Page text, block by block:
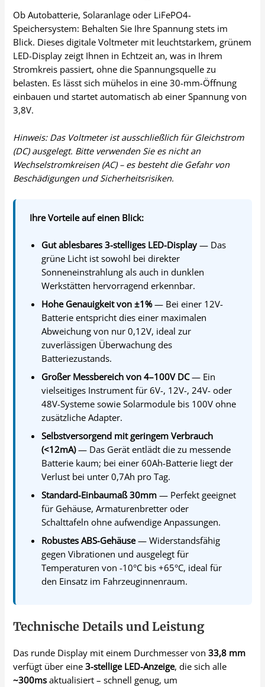
Ob Autobatterie, Solaranlage oder LiFePO4-
Speichersystem: Behalten Sie Ihre Spannung stets im
Blick. Dieses digitale Voltmeter mit leuchtstarkem, grünem
LED-Display zeigt Ihnen in Echtzeit an, was in Ihrem
Stromkreis passiert, ohne die Spannungsquelle zu
belasten. Es lässt sich mühelos in eine 30-mm-Öffnung
einbauen und startet automatisch ab einer Spannung von
3,8V.
Hinweis: Das Voltmeter ist ausschließlich für Gleichstrom
(DC) ausgelegt. Bitte verwenden Sie es nicht an
Wechselstromkreisen (AC) – es besteht die Gefahr von
Beschädigungen und Sicherheitsrisiken.
Ihre Vorteile auf einen Blick:
Gut ablesbares 3-stelliges LED-Display — Das
grüne Licht ist sowohl bei direkter
Sonneneinstrahlung als auch in dunklen
Werkstätten hervorragend erkennbar.
Hohe Genauigkeit von ±1%— Bei einer 12V-
Batterie entspricht dies einer maximalen
Abweichung von nur 0,12V, ideal zur
zuverlässigen Überwachung des
Batteriezustands.
Großer Messbereich von 4–100V DC— Ein
vielseitiges Instrument für 6V-, 12V-, 24V- oder
48V-Systeme sowie Solarmodule bis 100V ohne
zusätzliche Adapter.
Selbstversorgend mit geringem Verbrauch
(<12mA)— Das Gerät entlädt die zu messende
Batterie kaum; bei einer 60Ah-Batterie liegt der
Verlust bei unter 0,7Ah pro Tag.
Standard-Einbaumaß 30mm — Perfekt geeignet
für Gehäuse, Armaturenbretter oder
Schalttafeln ohne aufwendige Anpassungen.
Robustes ABS-Gehäuse— Widerstandsfähig
gegen Vibrationen und ausgelegt für
Temperaturen von -10°C bis +65°C, ideal für
den Einsatz im Fahrzeuginnenraum.
Technische Details und Leistung
Das runde Display mit einem Durchmesser von33,8 mm
verfügt über eine3-stellige LED-Anzeige, die sich alle
~300ms aktualisiert – schnell genug, um